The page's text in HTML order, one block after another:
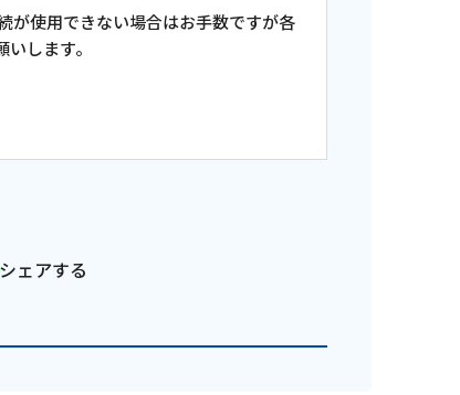
が使用できない場合はお手数ですが各
します。
シェアする